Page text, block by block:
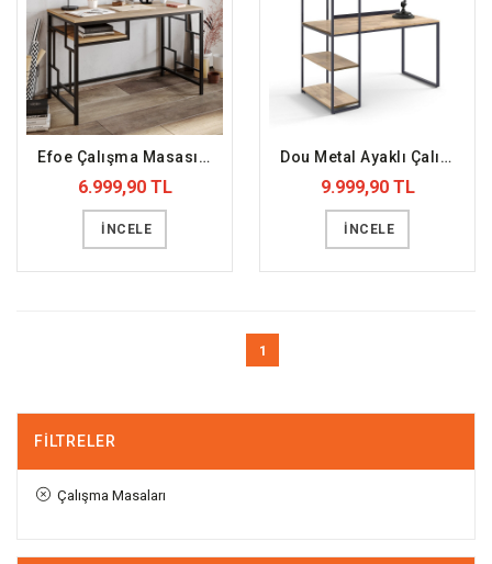
Efoe Çalışma Masası (DFFCMS1)
6.999,90 TL
İNCELE
Dou Metal Ayaklı Çalışma Masası (DFFCMS2)
9.999,90 TL
İNCELE
1
FILTRELER
Çalışma Masaları